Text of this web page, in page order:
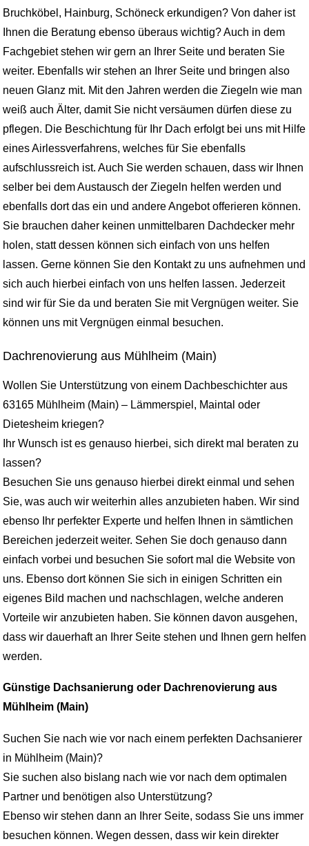
Bruchköbel, Hainburg, Schöneck erkundigen? Von daher ist
Ihnen die Beratung ebenso überaus wichtig? Auch in dem
Fachgebiet stehen wir gern an Ihrer Seite und beraten Sie
weiter. Ebenfalls wir stehen an Ihrer Seite und bringen also
neuen Glanz mit. Mit den Jahren werden die Ziegeln wie man
weiß auch Älter, damit Sie nicht versäumen dürfen diese zu
pflegen. Die Beschichtung für Ihr Dach erfolgt bei uns mit Hilfe
eines Airlessverfahrens, welches für Sie ebenfalls
aufschlussreich ist. Auch Sie werden schauen, dass wir Ihnen
selber bei dem Austausch der Ziegeln helfen werden und
ebenfalls dort das ein und andere Angebot offerieren können.
Sie brauchen daher keinen unmittelbaren Dachdecker mehr
holen, statt dessen können sich einfach von uns helfen
lassen. Gerne können Sie den Kontakt zu uns aufnehmen und
sich auch hierbei einfach von uns helfen lassen. Jederzeit
sind wir für Sie da und beraten Sie mit Vergnügen weiter. Sie
können uns mit Vergnügen einmal besuchen.
Dachrenovierung aus Mühlheim (Main)
Wollen Sie Unterstützung von einem Dachbeschichter aus
63165 Mühlheim (Main) – Lämmerspiel, Maintal oder
Dietesheim kriegen?
Ihr Wunsch ist es genauso hierbei, sich direkt mal beraten zu
lassen?
Besuchen Sie uns genauso hierbei direkt einmal und sehen
Sie, was auch wir weiterhin alles anzubieten haben. Wir sind
ebenso Ihr perfekter Experte und helfen Ihnen in sämtlichen
Bereichen jederzeit weiter. Sehen Sie doch genauso dann
einfach vorbei und besuchen Sie sofort mal die Website von
uns. Ebenso dort können Sie sich in einigen Schritten ein
eigenes Bild machen und nachschlagen, welche anderen
Vorteile wir anzubieten haben. Sie können davon ausgehen,
dass wir dauerhaft an Ihrer Seite stehen und Ihnen gern helfen
werden.
Günstige Dachsanierung oder Dachrenovierung aus
Mühlheim (Main)
Suchen Sie nach wie vor nach einem perfekten Dachsanierer
in Mühlheim (Main)?
Sie suchen also bislang nach wie vor nach dem optimalen
Partner und benötigen also Unterstützung?
Ebenso wir stehen dann an Ihrer Seite, sodass Sie uns immer
besuchen können. Wegen dessen, dass wir kein direkter